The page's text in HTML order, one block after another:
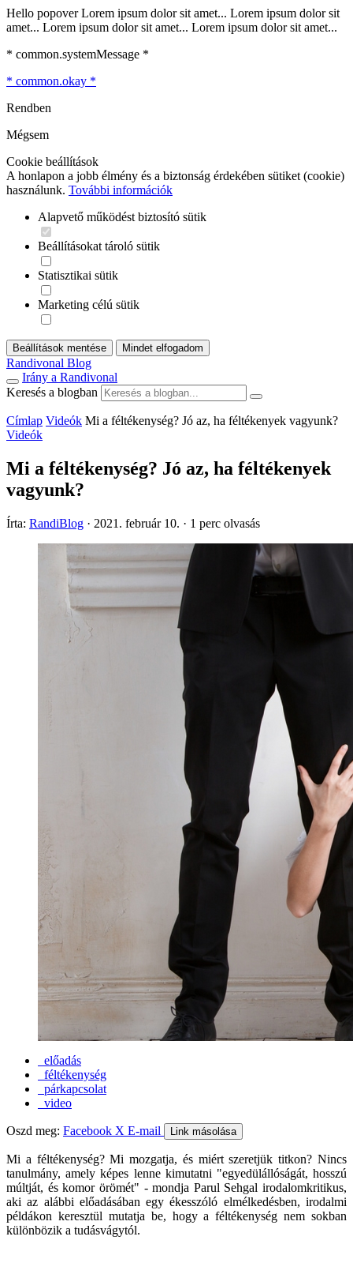
Hello popover Lorem ipsum dolor sit amet... Lorem ipsum dolor sit
amet... Lorem ipsum dolor sit amet... Lorem ipsum dolor sit amet...
* common.systemMessage *
* common.okay *
Rendben
Mégsem
Cookie beállítások
A honlapon a jobb élmény és a biztonság érdekében sütiket (cookie)
használunk. További információk
Alapvető működést biztosító sütik
Beállításokat tároló sütik
Statisztikai sütik
Marketing célú sütik
Beállítások mentése Mindet elfogadom
Randivonal Blog
Irány a Randivonal
Keresés a blogban
Címlap Videók Mi a féltékenység? Jó az, ha féltékenyek vagyunk?
Videók
Mi a féltékenység? Jó az, ha féltékenyek
vagyunk?
Írta: RandiBlog · 2021. február 10. · 1 perc olvasás
előadás
féltékenység
párkapcsolat
video
Oszd meg: Facebook X E-mail Link másolása
Mi a féltékenység? Mi mozgatja, és miért szeretjük titkon? Nincs
tanulmány, amely képes lenne kimutatni "egyedülállóságát, hosszú
múltját, és komor örömét" - mondja Parul Sehgal irodalomkritikus,
aki az alábbi előadásában egy ékesszóló elmélkedésben, irodalmi
példákon keresztül mutatja be, hogy a féltékenység nem sokban
különbözik a tudásvágytól.